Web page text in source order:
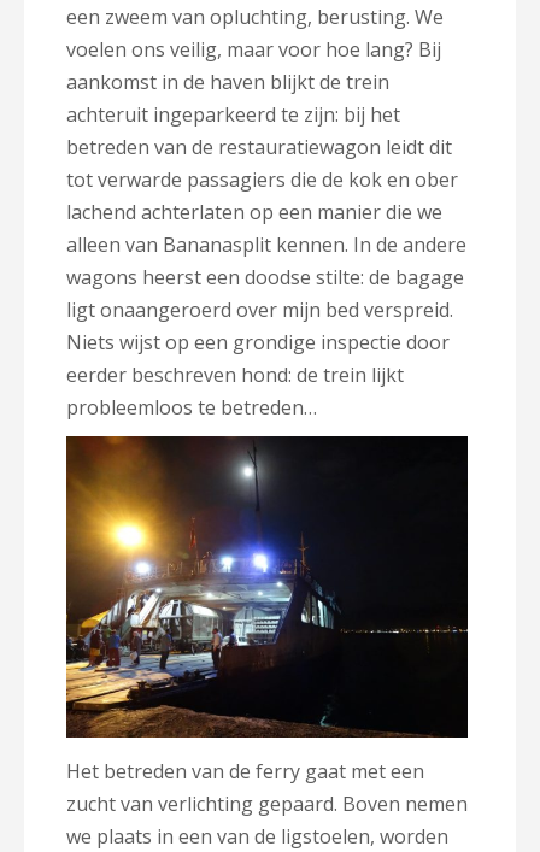
een zweem van opluchting, berusting. We
voelen ons veilig, maar voor hoe lang? Bij
aankomst in de haven blijkt de trein
achteruit ingeparkeerd te zijn: bij het
betreden van de restauratiewagon leidt dit
tot verwarde passagiers die de kok en ober
lachend achterlaten op een manier die we
alleen van Bananasplit kennen. In de andere
wagons heerst een doodse stilte: de bagage
ligt onaangeroerd over mijn bed verspreid.
Niets wijst op een grondige inspectie door
eerder beschreven hond: de trein lijkt
probleemloos te betreden…
Het betreden van de ferry gaat met een
zucht van verlichting gepaard. Boven nemen
we plaats in een van de ligstoelen, worden